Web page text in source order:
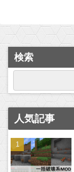
検索
人気記事